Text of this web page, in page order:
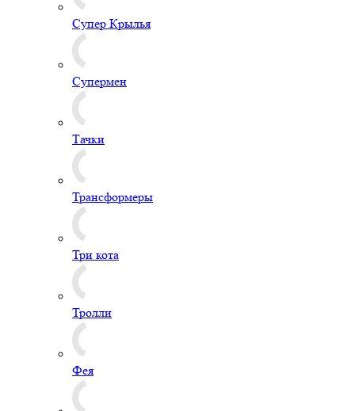
Супер Крылья
Супермен
Тачки
Трансформеры
Три кота
Тролли
Фея